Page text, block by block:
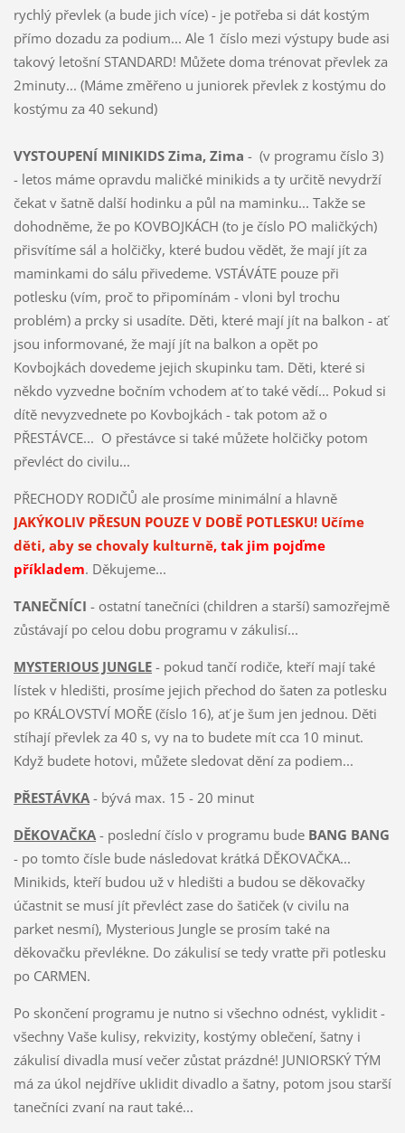
rychlý převlek (a bude jich více) - je potřeba si dát kostým
přímo dozadu za podium... Ale 1 číslo mezi výstupy bude asi
takový letošní STANDARD! Můžete doma trénovat převlek za
2minuty... (Máme změřeno u juniorek převlek z kostýmu do
kostýmu za 40 sekund)
VYSTOUPENÍ MINIKIDS Zima, Zima - (v programu číslo 3)
- letos máme opravdu maličké minikids a ty určitě nevydrží
čekat v šatně další hodinku a půl na maminku... Takže se
dohodněme, že po KOVBOJKÁCH (to je číslo PO maličkých)
přisvítíme sál a holčičky, které budou vědět, že mají jít za
maminkami do sálu přivedeme. VSTÁVÁTE pouze při
potlesku (vím, proč to připomínám - vloni byl trochu
problém) a prcky si usadíte. Děti, které mají jít na balkon - ať
jsou informované, že mají jít na balkon a opět po
Kovbojkách dovedeme jejich skupinku tam. Děti, které si
někdo vyzvedne bočním vchodem ať to také vědí... Pokud si
dítě nevyzvednete po Kovbojkách - tak potom až o
PŘESTÁVCE... O přestávce si také můžete holčičky potom
převléct do civilu...
PŘECHODY RODIČŮ ale prosíme minimální a hlavně
JAKÝKOLIV PŘESUN POUZE V DOBĚ POTLESKU! Učíme
děti, aby se chovaly kulturně, tak jim pojďme
příkladem. Děkujeme...
TANEČNÍCI - ostatní tanečníci (children a starší) samozřejmě
zůstávají po celou dobu programu v zákulisí...
MYSTERIOUS JUNGLE- pokud tančí rodiče, kteří mají také
lístek v hledišti, prosíme jejich přechod do šaten za potlesku
po KRÁLOVSTVÍ MOŘE (číslo 16), ať je šum jen jednou. Děti
stíhají převlek za 40 s, vy na to budete mít cca 10 minut.
Když budete hotovi, můžete sledovat dění za podiem...
PŘESTÁVKA- bývá max. 15 - 20 minut
DĚKOVAČKA- poslední číslo v programu bude BANG BANG
- po tomto čísle bude následovat krátká DĚKOVAČKA...
Minikids, kteří budou už v hledišti a budou se děkovačky
účastnit se musí jít převléct zase do šatiček (v civilu na
parket nesmí), Mysterious Jungle se prosím také na
děkovačku převlékne. Do zákulisí se tedy vraťte při potlesku
po CARMEN.
Po skončení programu je nutno si všechno odnést, vyklidit -
všechny Vaše kulisy, rekvizity, kostýmy oblečení, šatny i
zákulisí divadla musí večer zůstat prázdné! JUNIORSKÝ TÝM
má za úkol nejdříve uklidit divadlo a šatny, potom jsou starší
tanečníci zvaní na raut také...